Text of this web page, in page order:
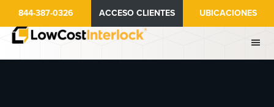
contenido
844-387-0326 ACCESO CLIENTES UBICACIONES